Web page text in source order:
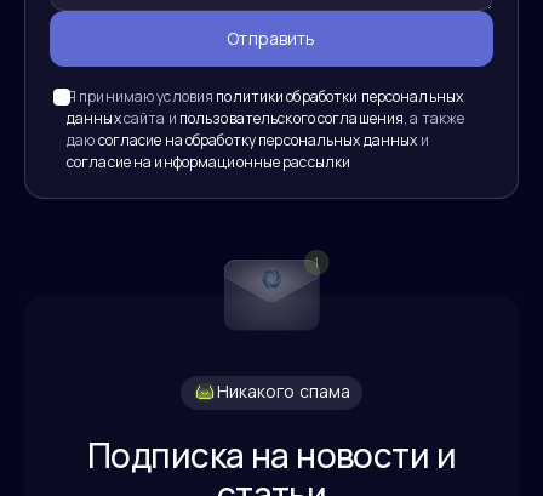
Отправить
Я принимаю условия политики обработки персональных
данныхсайта и пользовательского соглашения, а также
даюсогласие на обработку персональных данных и
согласие на информационные рассылки
Никакого спама
Подписка на новости и